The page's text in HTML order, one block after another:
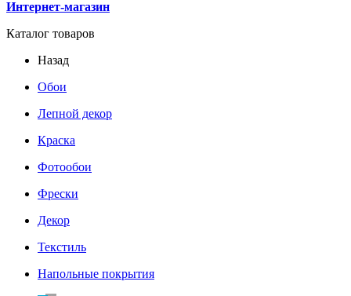
Интернет-магазин
Каталог товаров
Назад
Обои
Лепной декор
Краска
Фотообои
Фрески
Декор
Текстиль
Напольные покрытия